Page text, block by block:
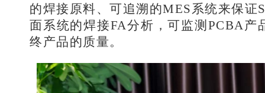
的焊接原料、可追溯的MES系统来保
面系统的焊接FA分析，可监测PCBA产
终产品的质量。